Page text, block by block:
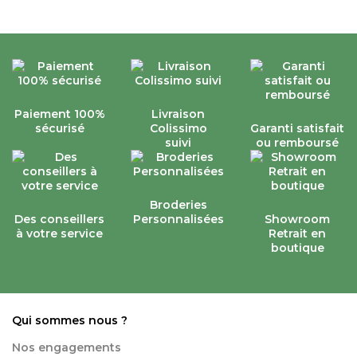
Paiement 100%
sécurisé
Livraison
Colissimo
suivi
Garanti satisfait
ou remboursé
Des conseillers
à votre service
Broderies
Personnalisées
Showroom
Retrait en
boutique
Qui sommes nous ?
Nos engagements